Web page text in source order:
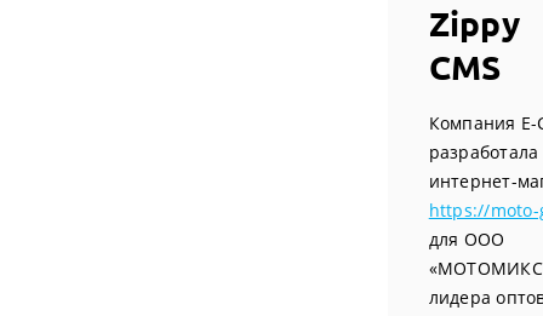
Zippy
CMS
Компания Е-
разработала
интернет-
https://
для ООО
лидера